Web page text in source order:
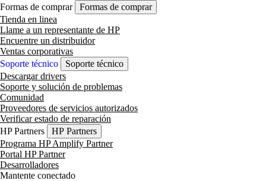
Formas de comprar
Formas de comprar
Tienda en linea
Llame a un representante de HP
Encuentre un distribuidor
Ventas corporativas
Soporte técnico
Soporte técnico
Descargar drivers
Soporte y solución de problemas
Comunidad
Proveedores de servicios autorizados
Verificar estado de reparación
HP Partners
HP Partners
Programa HP Amplify Partner
Portal HP Partner
Desarrolladores
Mantente conectado